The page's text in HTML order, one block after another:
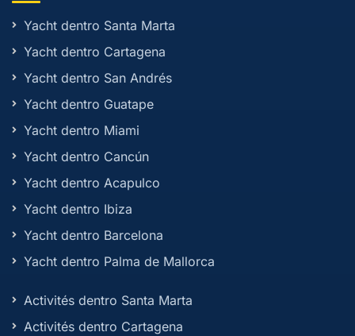
Yacht dentro Santa Marta
Yacht dentro Cartagena
Yacht dentro San Andrés
Yacht dentro Guatape
Yacht dentro Miami
Yacht dentro Cancún
Yacht dentro Acapulco
Yacht dentro Ibiza
Yacht dentro Barcelona
Yacht dentro Palma de Mallorca
Activités dentro Santa Marta
Activités dentro Cartagena